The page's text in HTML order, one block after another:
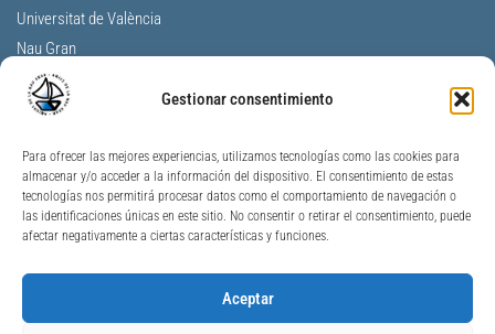
Gestionar consentimiento
Para ofrecer las mejores experiencias, utilizamos tecnologías como las cookies para
almacenar y/o acceder a la información del dispositivo. El consentimiento de estas
tecnologías nos permitirá procesar datos como el comportamiento de navegación o
las identificaciones únicas en este sitio. No consentir o retirar el consentimiento, puede
afectar negativamente a ciertas características y funciones.
Aceptar
Universitat de València
Nau Gran
Centro Cultural La Nau
F.V. Aulas de la tercera edad
Universidad Permanente de Alicante
Universitat per a Majors Jaume I
Unimajors Gandia
GVA – Personas Mayores